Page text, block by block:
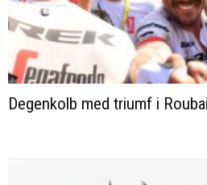
Degenkolb med triumf i